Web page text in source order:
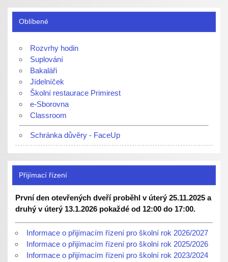
Oblíbené
Rozvrhy hodin
Suplování
Bakaláři
Jídelníček
Školní restaurace Primirest
e-Sborovna
Classroom
Schránka důvěry - FaceUp
Přijímací řízení
První den otevřených dveří proběhl v úterý 25.11.2025 a
druhý v úterý 13.1.2026 pokaždé od 12:00 do 17:00.
Informace o přijímacím řízení pro školní rok 2026/2027
Informace o přijímacím řízení pro školní rok 2025/2026
Informace o přijímacím řízení pro školní rok 2023/2024